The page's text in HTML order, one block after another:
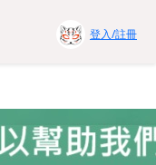
登入/註冊